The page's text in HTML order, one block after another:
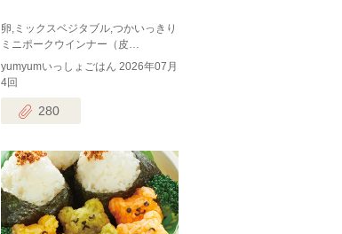
卵,ミックスベジタブル,つかいっきり
ミニポークウインナー（皮…
yumyumいっしょごはん 2026年07月
4回
280